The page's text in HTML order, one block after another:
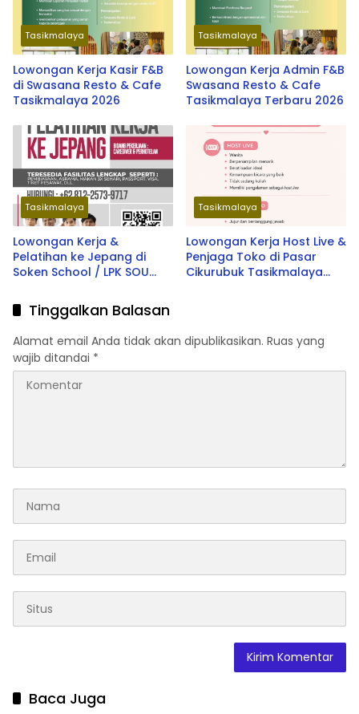
Tasikmalaya
Lowongan Kerja Kasir F&B
di Swasana Resto & Cafe
Tasikmalaya 2026
Tasikmalaya
Lowongan Kerja Admin F&B
Swasana Resto & Cafe
Tasikmalaya Terbaru 2026
Tasikmalaya
Lowongan Kerja &
Pelatihan ke Jepang di
Soken School / LPK SOU
Tasikmalaya
Lowongan Kerja Host Live &
Penjaga Toko di Pasar
Cikurubuk Tasikmalaya
Tinggalkan Balasan
Alamat email Anda tidak akan dipublikasikan. Ruas yang
wajib ditandai *
Baca Juga